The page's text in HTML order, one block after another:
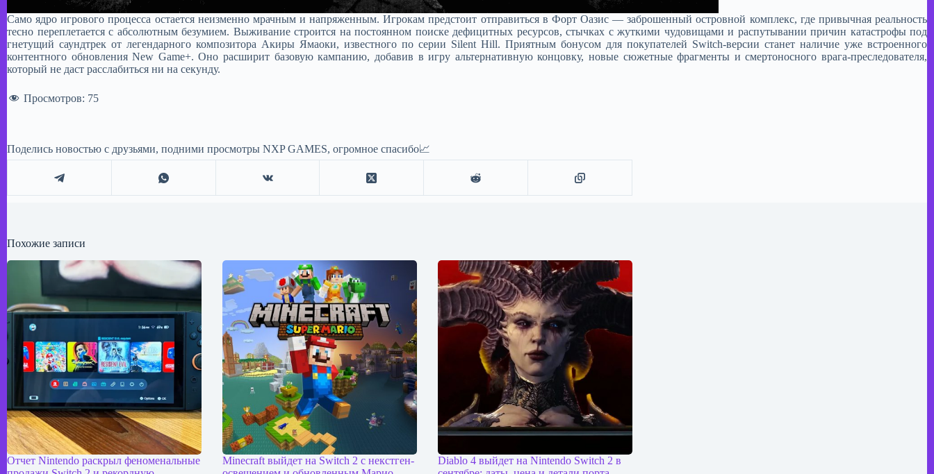
Само ядро игрового процесса остается неизменно мрачным и напряженным. Игрокам предстоит отправиться в Форт Оазис — заброшенный островной комплекс, где привычная реальность
тесно переплетается с абсолютным безумием. Выживание строится на постоянном поиске дефицитных ресурсов, стычках с жуткими чудовищами и распутывании причин катастрофы под
гнетущий саундтрек от легендарного композитора Акиры Ямаоки, известного по серии Silent Hill. Приятным бонусом для покупателей Switch-версии станет наличие уже встроенного
контентного обновления New Game+. Оно расширит базовую кампанию, добавив в игру альтернативную концовку, новые сюжетные фрагменты и смертоносного врага-преследователя,
который не даст расслабиться ни на секунду.
Просмотров: 75
Поделись новостью с друзьями, подними просмотры NXP GAMES, огромное спасибо📈
Похожие записи
Отчет Nintendo раскрыл феноменальные
Minecraft выйдет на Switch 2 с некстген-
Diablo 4 выйдет на Nintendo Switch 2 в